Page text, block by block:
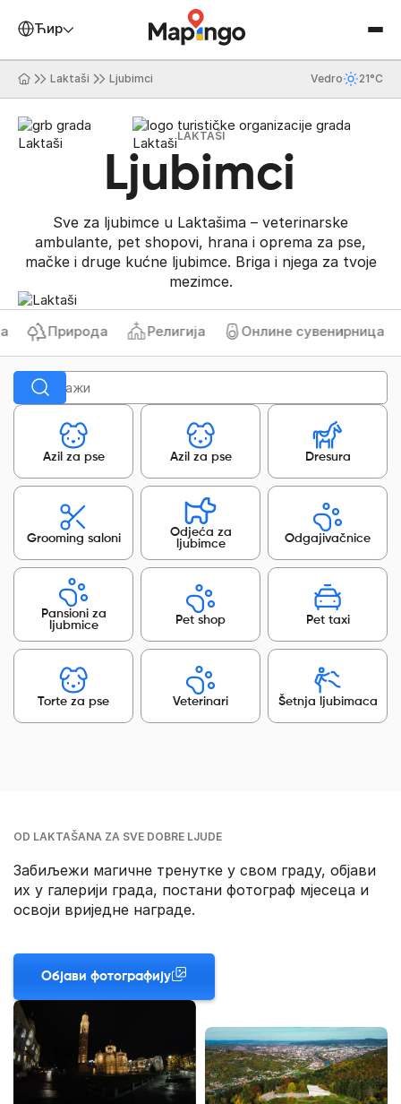
Ћирилица
Laktaši Ljubimci Vedro 21°C
LAKTAŠI
Ljubimci
Sve za ljubimce u Laktašima – veterinarske
ambulante, pet shopovi, hrana i oprema za pse,
mačke i druge kućne ljubimce. Briga i njega za tvoje
mezimce.
Природа Религија Онлине сувенирница
Azil za pse Azil za pse Dresura
Grooming saloni
Odjeća za
ljubimce
Odgajivačnice
Pansioni za
ljubmice
Pet shop Pet taxi
Torte za pse Veterinari Šetnja ljubimaca
OD LAKTAŠANA ZA SVE DOBRE LJUDE
Забиљежи магичне тренутке у свом граду, објави
их у галерији града, постани фотограф мјесеца и
освоји вриједне награде.
Објави фотографију